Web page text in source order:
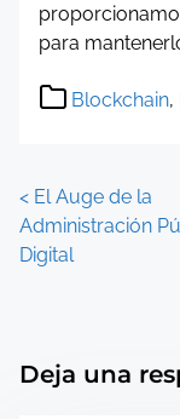
para
Blockchain,
P
o
< El Auge de la
Administración
Digital
Deja una